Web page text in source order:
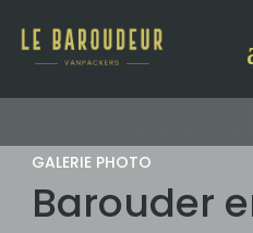
GALERIE PHOTO
Barouder